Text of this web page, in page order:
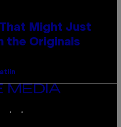
Might Just
the Originals